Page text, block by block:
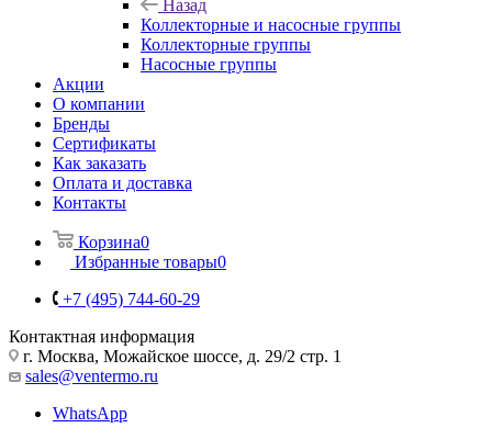
Назад
Коллекторные и насосные группы
Коллекторные группы
Насосные группы
Акции
О компании
Бренды
Сертификаты
Как заказать
Оплата и доставка
Контакты
Корзина0
Избранные товары0
+7 (495) 744-60-29
Контактная информация
г. Москва, Можайское шоссе, д. 29/2 стр. 1
sales@ventermo.ru
WhatsApp